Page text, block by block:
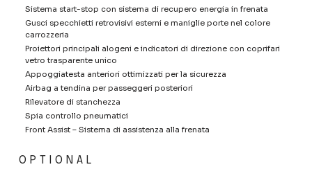
Sistema start-stop con sistema di recupero energia in frenata
Gusci specchietti retrovisivi esterni e maniglie porte nel colore
carrozzeria
Proiettori principali alogeni e indicatori di direzione con coprifari
vetro trasparente unico
Appoggiatesta anteriori ottimizzati per la sicurezza
Airbag a tendina per passeggeri posteriori
Rilevatore di stanchezza
Spia controllo pneumatici
Front Assist – Sistema di assistenza alla frenata
OPTIONAL